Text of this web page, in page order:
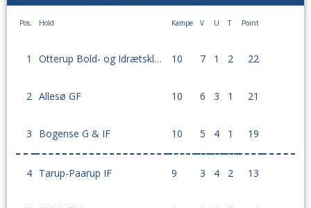
Pos. Hold Kampe V U T Point
1 Otterup Bold- og Idrætsklub 10 7 1 2 22
2 Allesø GF 10 6 3 1 21
3 Bogense G & IF 10 5 4 1 19
4 Tarup-Paarup IF 9 3 4 2 13